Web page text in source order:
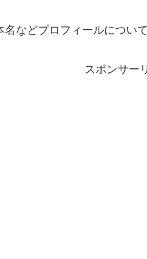
などプロフィールについて
スポンサー